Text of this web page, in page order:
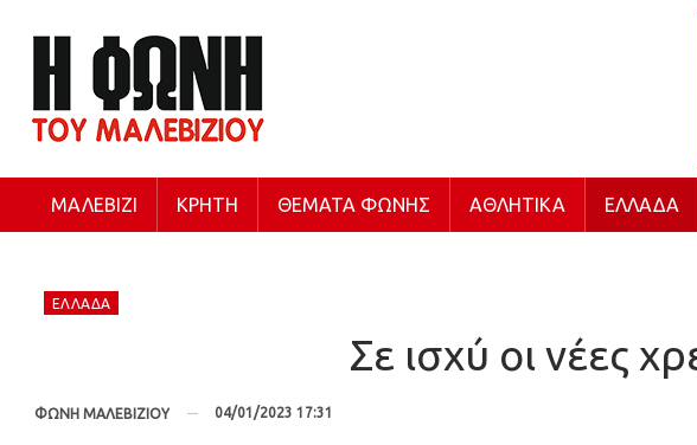
ΜΑΛΕΒΊΖΙ ΚΡΉΤΗ ΘΈΜΑΤΑ ΦΩΝΉΣ ΑΘΛΗΤΙΚΆ ΕΛΛΆΔΑ
ΕΛΛΆΔΑ
Σε ισχύ οι νέες
ΦΩΝΗ ΜΑΛΕΒΙΖΙΟΥ 04/01/2023 17:31